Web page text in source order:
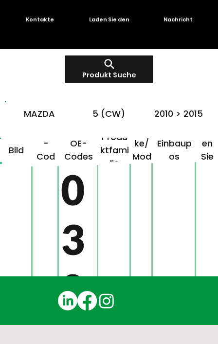
Produkt Suche
Kontakte Laden Sie den Nachricht
Bild
-
Cod
OE-
Codes
Produ
ktfami
lie
ke/
Mod
Einbaup
os
en
Sie
0
3
0
MAZDA 5 (CW) 2010 > 2015